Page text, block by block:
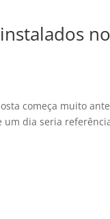
começa muito
um dia seria